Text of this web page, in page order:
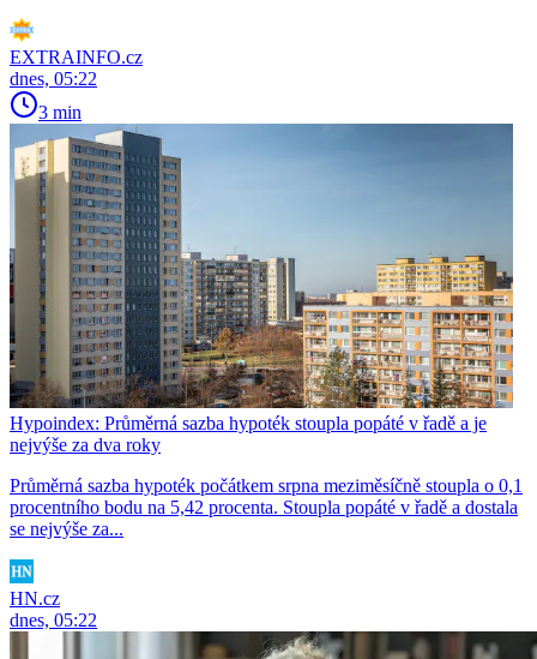
EXTRAINFO.cz
dnes, 05:22
3 min
Hypoindex: Průměrná sazba hypoték stoupla popáté v řadě a je
nejvýše za dva roky
Průměrná sazba hypoték počátkem srpna meziměsíčně stoupla o 0,1
procentního bodu na 5,42 procenta. Stoupla popáté v řadě a dostala
se nejvýše za...
HN.cz
dnes, 05:22